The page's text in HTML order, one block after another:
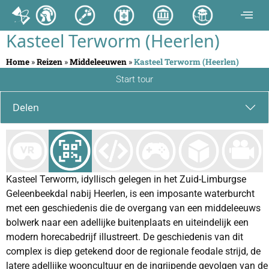
Kasteel Terworm (Heerlen)
Home »Reizen »Middeleeuwen »Kasteel Terworm (Heerlen)
Start tour
Delen
Kasteel Terworm, idyllisch gelegen in het Zuid-Limburgse
Geleenbeekdal nabij Heerlen, is een imposante waterburcht
met een geschiedenis die de overgang van een middeleeuws
bolwerk naar een adellijke buitenplaats en uiteindelijk een
modern horecabedrijf illustreert. De geschiedenis van dit
complex is diep getekend door de regionale feodale strijd, de
latere adellijke wooncultuur en de ingrijpende gevolgen van de